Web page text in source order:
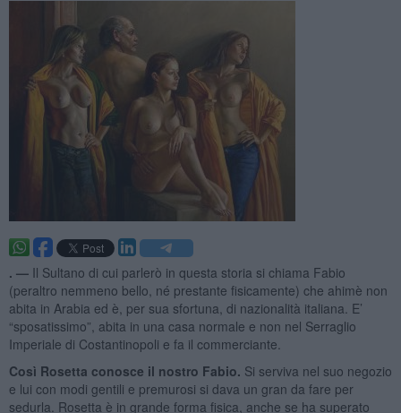
. — Il Sultano di cui parlerò in questa storia si chiama Fabio
(peraltro nemmeno bello, né prestante fisicamente) che ahimè non
abita in Arabia ed è, per sua sfortuna, di nazionalità italiana. E’
“sposatissimo”, abita in una casa normale e non nel Serraglio
Imperiale di Costantinopoli e fa il commerciante.
Così Rosetta conosce il nostro Fabio. Si serviva nel suo negozio
e lui con modi gentili e premurosi si dava un gran da fare per
sedurla. Rosetta è in grande forma fisica, anche se ha superato